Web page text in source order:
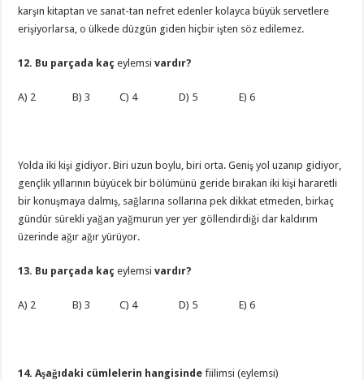
karşın kitaptan ve sanat-tan nefret edenler kolayca büyük servetlere
erişiyorlarsa, o ülkede düzgün giden hiçbir işten söz edilemez.
12. Bu parçada kaç eylemsivardır?
A) 2 B) 3 C) 4 D) 5 E) 6
Yolda iki kişi gidiyor. Biri uzun boylu, biri orta. Geniş yol uzanıp gidiyor,
gençlik yıllarının büyücek bir bölümünü geride bırakan iki kişi hararetli
bir konuşmaya dalmış, sağlarına sollarına pek dikkat etmeden, birkaç
gündür sürekli yağan yağmurun yer yer göllendirdiği dar kaldırım
üzerinde ağır ağır yürüyor.
13. Bu parçada kaç eylemsivardır?
A) 2 B) 3 C) 4 D) 5 E) 6
14. Aşağıdaki cümlelerin hangisinde fiilimsi (eylemsi)